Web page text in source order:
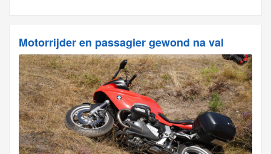
Motorrijder en passagier gewond na val